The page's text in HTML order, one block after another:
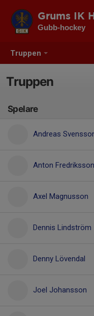
Truppen
Grums IK
Gubb-hockey
Truppen
Spelare
Andreas
Anton Fredriksson
Axel Magnusson
Dennis Lindström
Denny Lövendal
Joel Johansson